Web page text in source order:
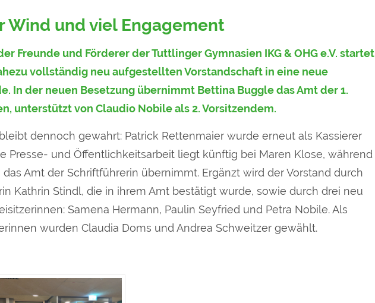
Wind und viel Engagement
Freunde und Förderer der Tuttlinger Gymnasien IKG & OHG e.V. startet
vollständig neu aufgestellten Vorstandschaft in eine neue
In der neuen Besetzung übernimmt Bettina Buggle das Amt der 1.
unterstützt von Claudio Nobile als 2. Vorsitzendem.
dennoch gewahrt: Patrick Rettenmaier wurde erneut als Kassierer
Presse- und Öffentlichkeitsarbeit liegt künftig bei Maren Klose, während
Amt der Schriftführerin übernimmt. Ergänzt wird der Vorstand durch
Kathrin Stindl, die in ihrem Amt bestätigt wurde, sowie durch drei neu
Samena Hermann, Paulin Seyfried und Petra Nobile. Als
wurden Claudia Doms und Andrea Schweitzer gewählt.